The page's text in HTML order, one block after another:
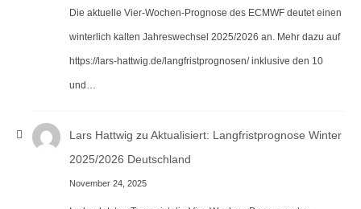
Die aktuelle Vier-Wochen-Prognose des ECMWF deutet einen
winterlich kalten Jahreswechsel 2025/2026 an. Mehr dazu auf
https://lars-hattwig.de/langfristprognosen/ inklusive den 10
und…
Lars Hattwig zu Aktualisiert: Langfristprognose Winter
2025/2026 Deutschland
November 24, 2025